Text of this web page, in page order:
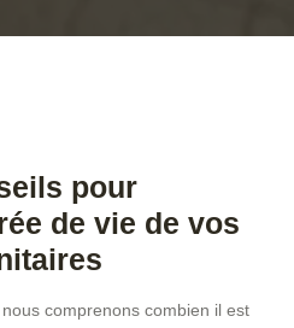
pour
de vie de vos
comprenons combien il est